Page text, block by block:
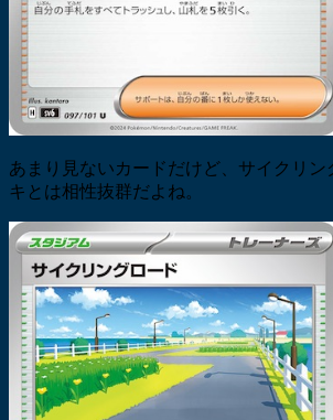
あまり見ないカードだけど、サイクリン
キとは相性抜群だよね。